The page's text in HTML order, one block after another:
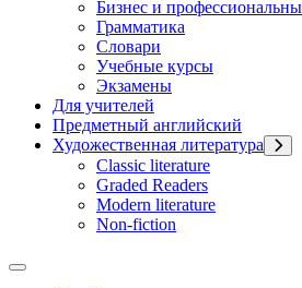
Бизнес и
Грамматика
Словари
Учебные курсы
Экзамены
Для учителей
Предметный английский
Художественная литература
Classic literature
Graded Readers
Modern literature
Non-fiction